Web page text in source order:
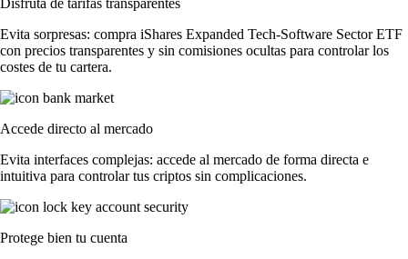
Evita sorpresas: compra iShares Expanded Tech-Software Sector ETF
con precios transparentes y sin comisiones ocultas para controlar los
costes de tu cartera.
Accede directo al mercado
Evita interfaces complejas: accede al mercado de forma directa e
intuitiva para controlar tus criptos sin complicaciones.
Protege bien tu cuenta